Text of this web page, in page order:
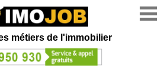
métiers de l'immobilier